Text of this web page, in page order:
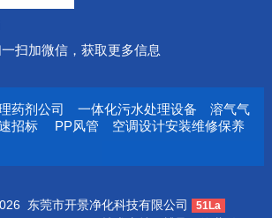
扫加微信，获取更多信息
药剂公司 一体化污水处理设备
溶气气
招标 PP风管 空调设计安装维修保养
东莞市开景净化科技有限公司 51La